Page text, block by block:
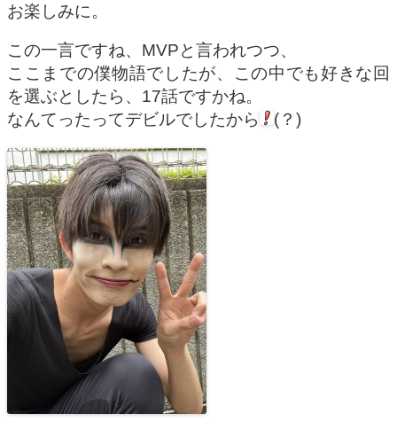
お楽しみに。
この一言ですね、MVPと言われつつ、
ここまでの僕物語でしたが、この中でも好きな回
を選ぶとしたら、17話ですかね。
なんてったってデビルでしたから
(？)